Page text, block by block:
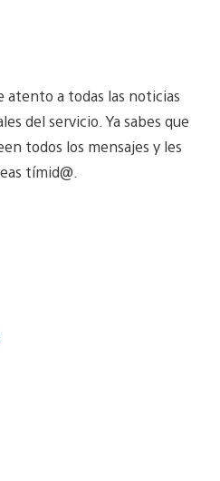
atento a todas las noticias
del servicio. Ya sabes que
todos los mensajes y les
tímid@.